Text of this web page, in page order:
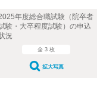
年度総合職試験（院卒者
験・大卒程度試験）の申込
況
全 3 枚
拡大写真